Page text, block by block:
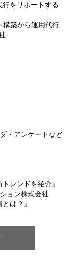
をサポートする
構築から運用代行
・アンケートなど
レンドを紹介』
ョン株式会社
は？』